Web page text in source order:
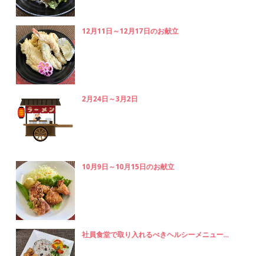
12月11日～12月17日のお献立
2月24日～3月2日
10月9日～10月15日のお献立
社員食堂で取り入れるべきヘルシーメニュー...